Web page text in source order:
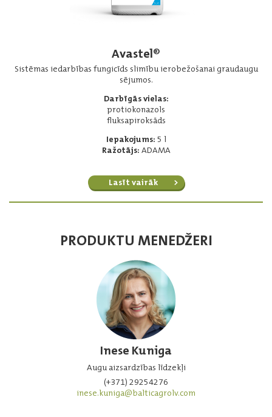
Avastel®
Sistēmas iedarbības fungicīds slimību ierobežošanai graudaugu
sējumos.
Darbīgās vielas:
protiokonazols
fluksapiroksāds
Iepakojums: 5 l
Ražotājs: ADAMA
Lasīt vairāk
PRODUKTU MENEDŽERI
Inese Kuniga
Augu aizsardzības līdzekļi
(+371) 29254276
inese.kuniga@balticagrolv.com